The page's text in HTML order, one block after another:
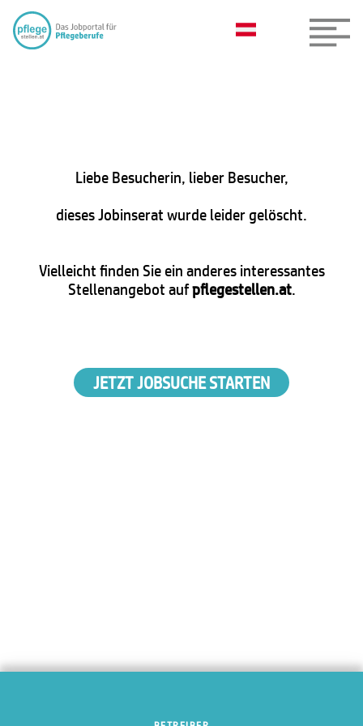
Liebe Besucherin, lieber Besucher,
dieses Jobinserat wurde leider gelöscht.
Vielleicht finden Sie ein anderes interessantes
Stellenangebot aufpflegestellen.at.
JETZT JOBSUCHE STARTEN